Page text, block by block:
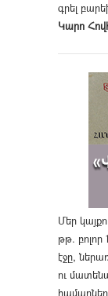
գրել
Կարո
Մեր
թթ.
էջը,
ու